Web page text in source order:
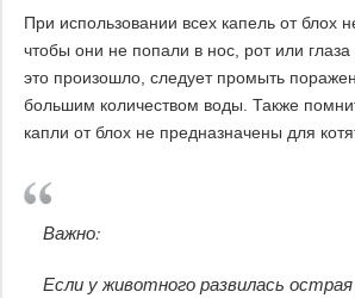
При использовании всех капель от блох
чтобы они не попали в нос, рот или глаза
это произошло, следует промыть
большим количеством воды. Также
капли от блох не предназначены для
Важно:
Если у животного развилась